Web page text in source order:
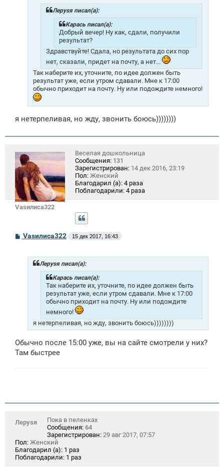
Лeрysя писал(а):
Карась писал(а):
Добрый вечер! Ну как, сдали, получили
результат?
Здравствуйте! Сдала, но результата до сих пор
нет, сказали, придет на почту, а нет...
Так наберите их, уточните, по идее должен быть
результат уже, если утром сдавали. Мне к 17:00
обычно приходит на почту. Ну или подождите немного!
я нетерпеливая, но жду, звонить боюсь))))))))
Vasилиса322
Веселая дошкольница
Сообщения: 131
Зарегистрирован: 14 дек 2016, 23:19
Пол: Женский
Благодарил (а): 4 раза
Поблагодарили: 4 раза
С
о
Vasилиса322 15 дек 2017, 16:43
Лeрysя писал(а):
Карась писал(а):
Так наберите их, уточните, по идее должен быть
результат уже, если утром сдавали. Мне к 17:00
обычно приходит на почту. Ну или подождите
немного!
я нетерпеливая, но жду, звонить боюсь))))))))
Обычно после 15:00 уже, вы на сайте смотрели у них?
Там быстрее
Лeрysя
Пока в пеленках
Сообщения: 64
Зарегистрирован: 29 авг 2017, 07:57
Пол: Женский
Благодарил (а): 1 раз
Поблагодарили: 1 раз